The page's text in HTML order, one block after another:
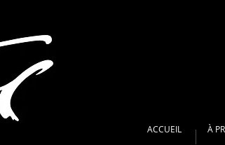
ACCUEIL À